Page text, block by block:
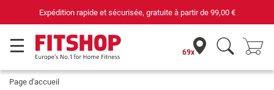
Expédition rapide et sécurisée, gratuite à partir de 99,00 €
69x
Page d'accueil